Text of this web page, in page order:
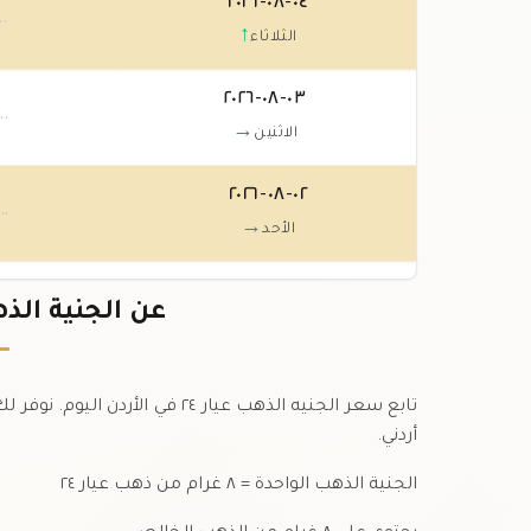
٠٤-٠٨-٢٠٢٦
الثلاثاء↑
٠٣-٠٨-٢٠٢٦
الاثنين →
٠٢-٠٨-٢٠٢٦
الأحد→
عن الجنية الذهب عيار
تابع سعر الجنيه الذهب عيار
أردني.
الجنية الذهب الواحدة = ٨ غرام من ذهب عيار ٢٤